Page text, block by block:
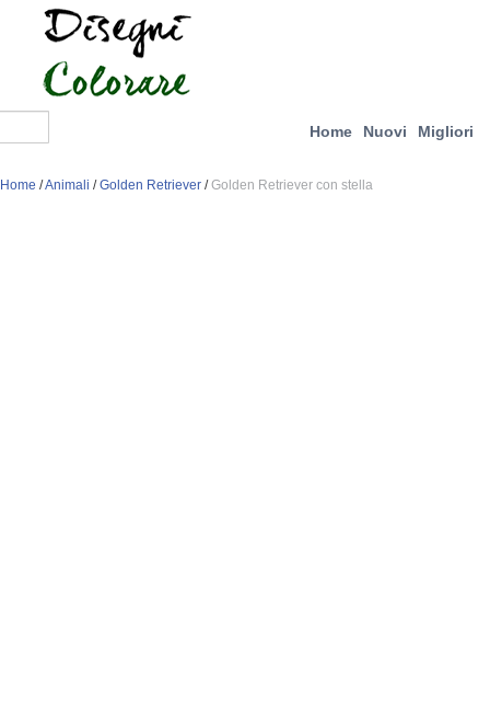
Home Nuovi Migliori
Home /Animali /Golden Retriever /Golden Retriever con stella